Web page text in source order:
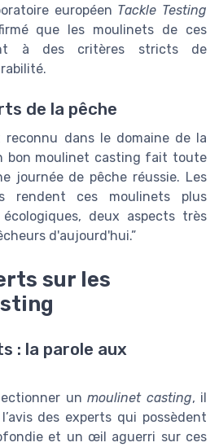
européen Tackle Testing
que les moulinets de ces
à des critères stricts de
de la pêche
reconnu dans le domaine de la
bon moulinet casting fait toute
journée de pêche réussie. Les
rendent ces moulinets plus
deux aspects très
d'aujourd'hui.”
sur les
: la parole aux
un moulinet casting, il
des experts qui possèdent
et un œil aguerri sur ces